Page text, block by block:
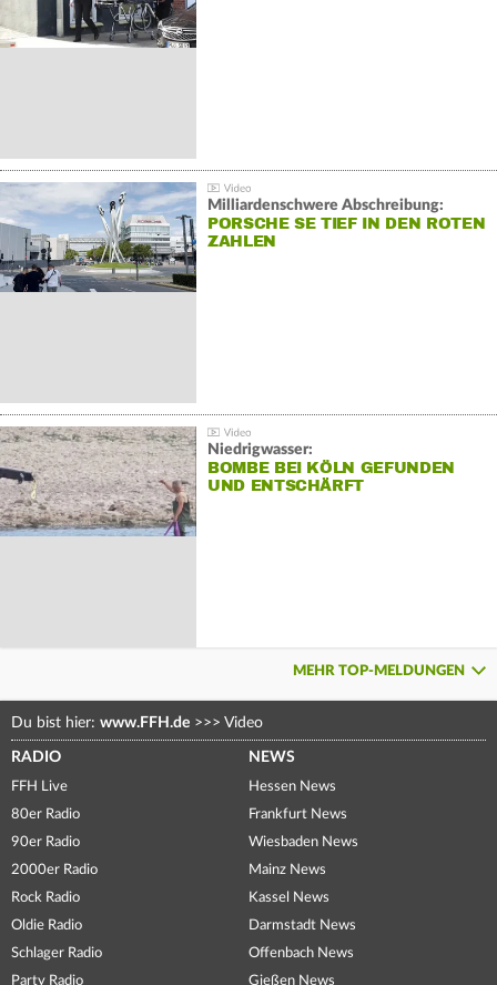
Milliardenschwere Abschreibung:
PORSCHE SE TIEF IN DEN ROTEN
ZAHLEN
Niedrigwasser:
BOMBE BEI KÖLN GEFUNDEN
UND ENTSCHÄRFT
MEHR TOP-MELDUNGEN
Du bist hier: www.FFH.de >>> Video
RADIO
FFH Live
80er Radio
90er Radio
2000er Radio
Rock Radio
Oldie Radio
Schlager Radio
Party Radio
NEWS
Hessen News
Frankfurt News
Wiesbaden News
Mainz News
Kassel News
Darmstadt News
Offenbach News
Gießen News